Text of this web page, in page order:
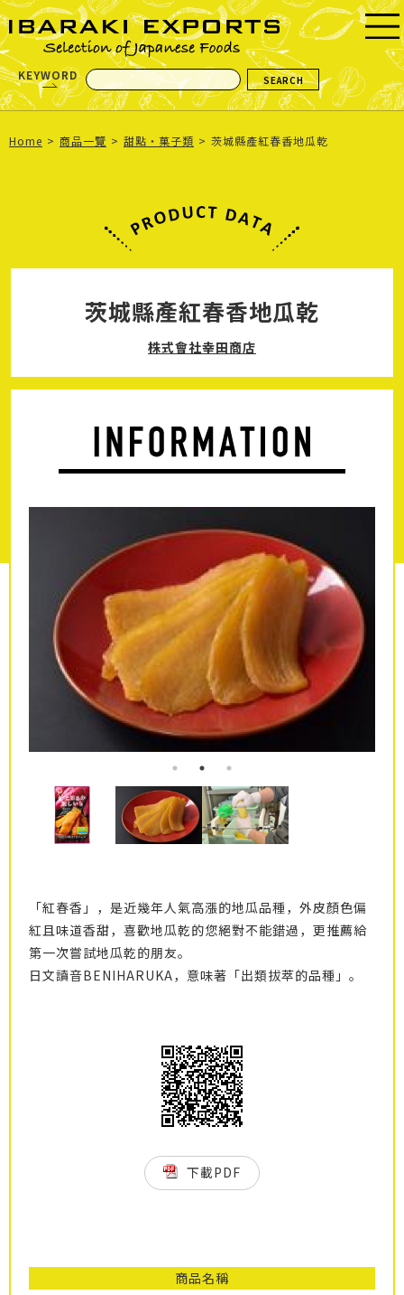
KEYWORD
Home 商品一覽 甜點・菓子類 茨城縣產紅春香地瓜乾
茨城縣產紅春香地瓜乾
株式會社幸田商店
「紅春香」，是近幾年人氣高漲的地瓜品種，外皮顏色偏
紅且味道香甜，喜歡地瓜乾的您絕對不能錯過，更推薦給
第一次嘗試地瓜乾的朋友。
日文讀音BENIHARUKA，意味著「出類拔萃的品種」。
下載PDF
商品名稱